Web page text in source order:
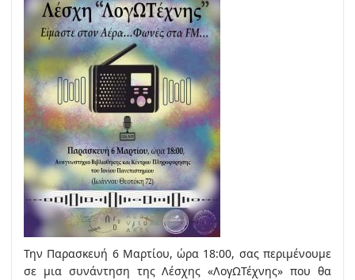
Την Παρασκευή 6 Μαρτίου, ώρα 18:00, σας περιμένουμε
σε μια συνάντηση της Λέσχης «ΛογΩΤέχνης» που θα